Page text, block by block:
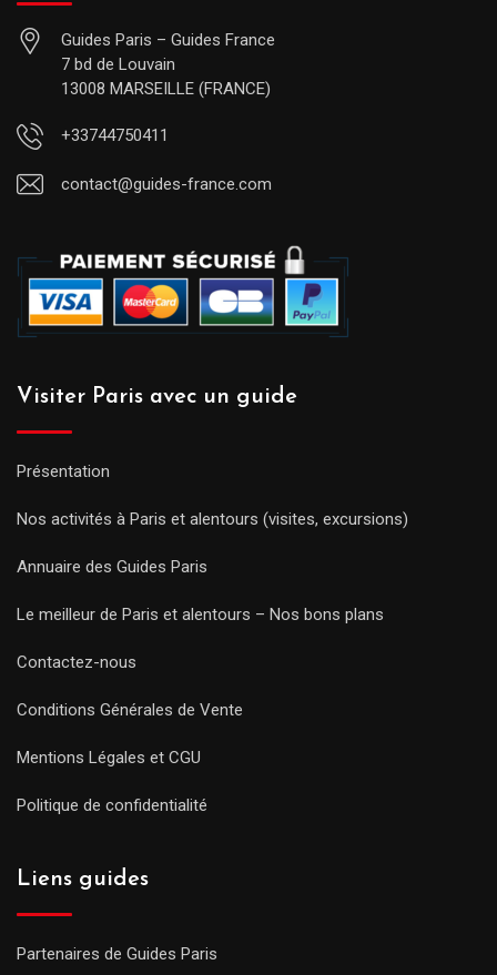
Guides Paris – Guides France
7 bd de Louvain
13008 MARSEILLE (FRANCE)
+33744750411
contact@guides-france.com
Visiter Paris avec un guide
Présentation
Nos activités à Paris et alentours (visites, excursions)
Annuaire des Guides Paris
Le meilleur de Paris et alentours – Nos bons plans
Contactez-nous
Conditions Générales de Vente
Mentions Légales et CGU
Politique de confidentialité
Liens guides
Partenaires de Guides Paris